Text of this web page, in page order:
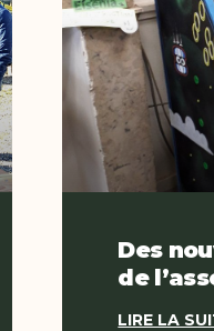
Des
de
LIRE LA